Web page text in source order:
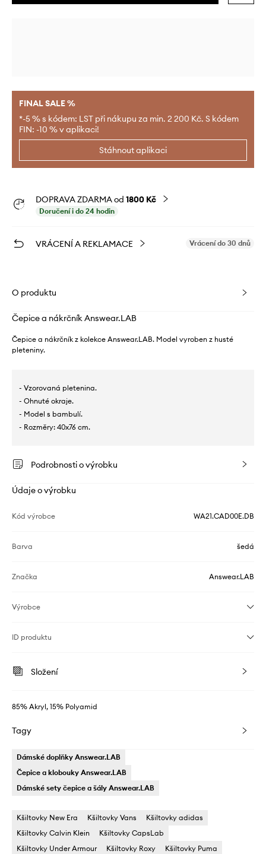
FINAL SALE %
*-5 % s kódem: LST při nákupu za min. 2 200 Kč. S kódem
FIN: -10 % v aplikaci!
Stáhnout aplikaci
DOPRAVA ZDARMA od 1800 Kč
Doručení i do 24 hodin
VRÁCENÍ A REKLAMACE Vrácení do 30 dnů
O produktu
Čepice a nákrčník Answear.LAB
Čepice a nákrčník z kolekce Answear.LAB. Model vyroben z husté
pleteniny.
- Vzorovaná pletenina.
- Ohnuté okraje.
- Model s bambulí.
- Rozměry: 40x76 cm.
Podrobnosti o výrobku
Údaje o výrobku
Kód výrobce WA21.CAD00E.DB
Barva šedá
Značka Answear.LAB
Výrobce
ID produktu
Složení
85% Akryl, 15% Polyamid
Tagy
Dámské doplňky Answear.LAB
Čepice a klobouky Answear.LAB
Dámské sety čepice a šály Answear.LAB
Kšiltovky New Era Kšiltovky Vans
Kšiltovky adidas
Kšiltovky Calvin Klein
Kšiltovky CapsLab
Kšiltovky Under Armour
Kšiltovky Roxy Kšiltovky Puma